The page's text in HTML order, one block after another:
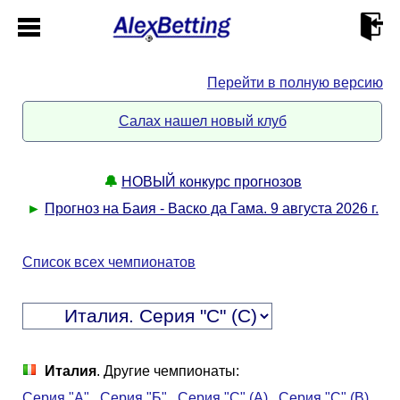
Кабинет
Перейти в полную версию
Салах нашел новый клуб
🔔 НОВЫЙ конкурс прогнозов
► Прогноз на Баия - Васко да Гама. 9 августа 2026 г.
Список всех чемпионатов
Италия. Другие чемпионаты: